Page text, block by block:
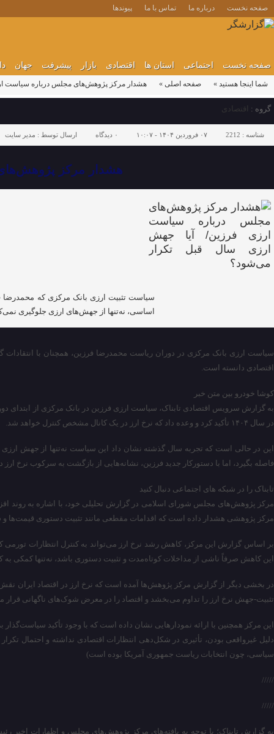
صفحه نخست درباره ما تماس با ما پیوندها
صفحه نخست اجتماعی استان ها اقتصادی بازار پیشرفت جهان
شما اینجا هستید » صفحه اصلی » هشدار مرکز پژوهش‌های مجلس درباره سیاست‌
گروه : اقتصادی
شناسه : 2212 ۰۷ فروردین ۱۴۰۴ - ۱۰:۰۷ ۰ دیدگاه ارسال توسط : مدیر سایت
هشدار مرکز
سیاست تثبیت ارزی بانک مرکزی که محمدرضا
اساسی، نه‌تنها از جهش‌های ارزی جلوگیری
سیاست ارزی بانک مرکزی در دوران ریاست محمدرضا فرزین، همچنان با
اقتصادی دانسته است.
کوشا خودرو بین متن خبر
در سال ۱۴۰۴ تأکید کرد و وعده داد که نرخ ارز در یک کانال مشخص کنترل خواهد شد.
این در حالی است که تجربه سال گذشته نشان داد این سیاست نه‌تنها از جهش ارزی
فاصله بگیرد، اما با دستورکار جدید فرزین، نشانه‌هایی از بازگشت به سرکوب نرخ
تابناک را در شبکه های اجتماعی دنبال کنید
مرکز پژوهش‌های مجلس شورای اسلامی در گزارش تحلیلی خود، با اشاره به روند
مرکز پژوهشی هشدار داده است که اقدامات مقطعی مانند تثبیت دستوری قیمت‌ها
بر اساس گزارش این مرکز، کاهش رشد نرخ ارز می‌تواند به کنترل انتظارات تورمی
این کاهش صرفاً ناشی از مداخلات کوتاه‌مدت و تثبیت دستوری باشد، نه‌تنها کمکی به
در بخشی دیگر از گزارش مرکز پژوهش‌ها آمده است که نرخ ارز در اقتصاد ایران نقش
تثبیت-جهش نرخ ارز را تداوم می‌بخشد و اقتصاد را در معرض شوک‌های ناگهانی قرار
سیاسی، چون انتخابات ریاست جمهوری آمریکا بوده است)
/////
/////